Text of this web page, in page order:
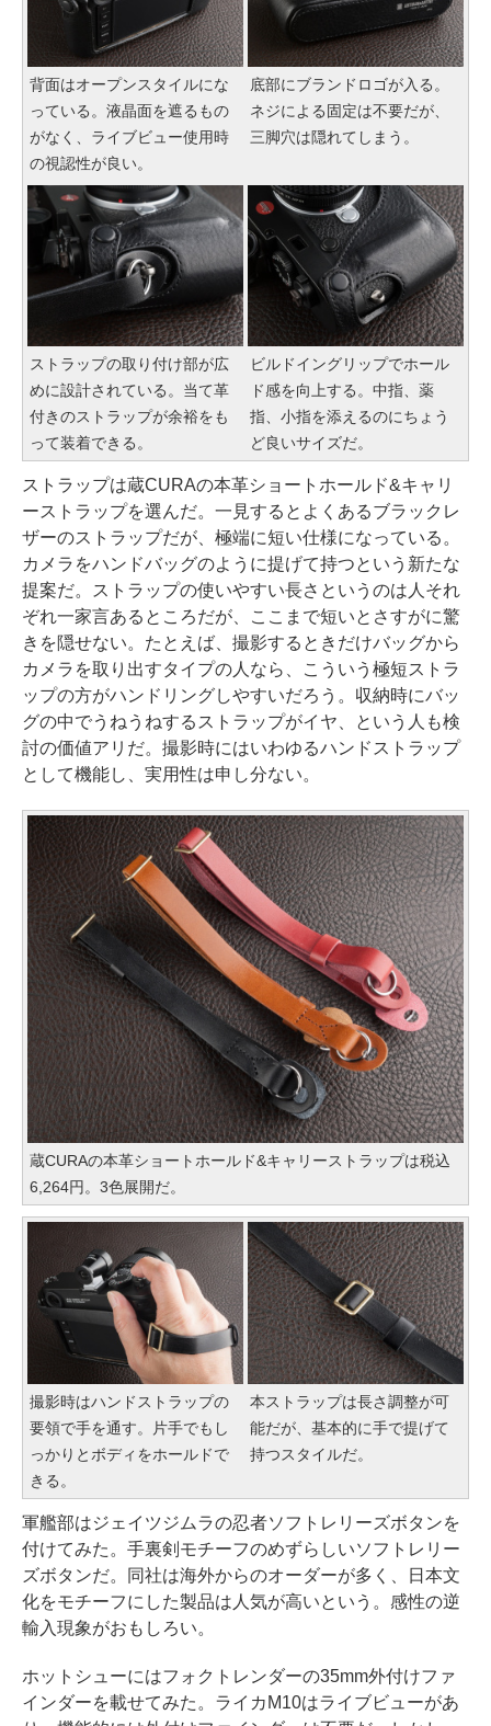
背面はオープンスタイルにな
っている。液晶面を遮るもの
がなく、ライブビュー使用時
の視認性が良い。
底部にブランドロゴが入る。
ネジによる固定は不要だが、
三脚穴は隠れてしまう。
ストラップの取り付け部が広
めに設計されている。当て革
付きのストラップが余裕をも
って装着できる。
ビルドイングリップでホール
ド感を向上する。中指、薬
指、小指を添えるのにちょう
ど良いサイズだ。
ストラップは蔵CURAの本革ショートホールド&キャリ
ーストラップを選んだ。一見するとよくあるブラックレ
ザーのストラップだが、極端に短い仕様になっている。
カメラをハンドバッグのように提げて持つという新たな
提案だ。ストラップの使いやすい長さというのは人それ
ぞれ一家言あるところだが、ここまで短いとさすがに驚
きを隠せない。たとえば、撮影するときだけバッグから
カメラを取り出すタイプの人なら、こういう極短ストラ
ップの方がハンドリングしやすいだろう。収納時にバッ
グの中でうねうねするストラップがイヤ、という人も検
討の価値アリだ。撮影時にはいわゆるハンドストラップ
として機能し、実用性は申し分ない。
蔵CURAの本革ショートホールド&キャリーストラップは税込
6,264円。3色展開だ。
撮影時はハンドストラップの
要領で手を通す。片手でもし
っかりとボディをホールドで
きる。
本ストラップは長さ調整が可
能だが、基本的に手で提げて
持つスタイルだ。
軍艦部はジェイツジムラの忍者ソフトレリーズボタンを
付けてみた。手裏剣モチーフのめずらしいソフトレリー
ズボタンだ。同社は海外からのオーダーが多く、日本文
化をモチーフにした製品は人気が高いという。感性の逆
輸入現象がおもしろい。
ホットシューにはフォクトレンダーの35mm外付けファ
インダーを載せてみた。ライカM10はライブビューがあ